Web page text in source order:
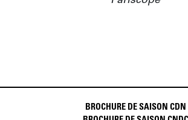
BROCHURE DE SAISON CDN